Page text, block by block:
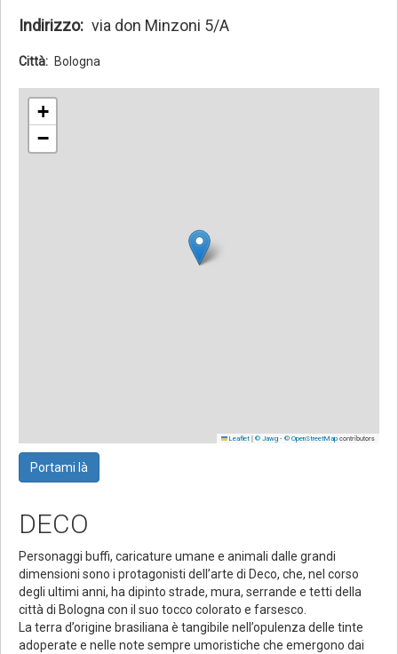
Indirizzo via don Minzoni 5/A
Città Bologna
+
−
Leaflet | © Jawg - © OpenStreetMap contributors
Portami là
DECO
Personaggi buffi, caricature umane e animali dalle grandi
dimensioni sono i protagonisti dell’arte di Deco, che, nel corso
degli ultimi anni, ha dipinto strade, mura, serrande e tetti della
città di Bologna con il suo tocco colorato e farsesco.
La terra d’origine brasiliana è tangibile nell’opulenza delle tinte
adoperate e nelle note sempre umoristiche che emergono dai